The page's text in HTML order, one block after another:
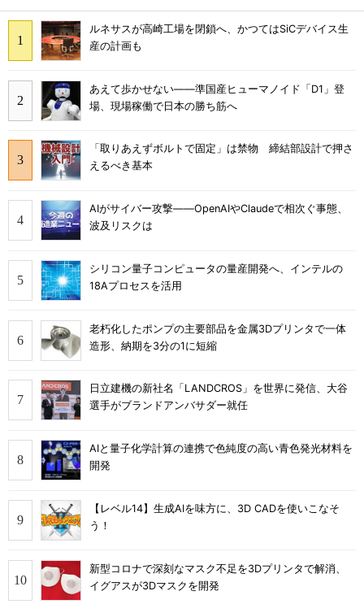
ルネサスが高崎工場を閉鎖へ、かつてはSiCデバイス生
産の計画も
あえて歩かせない――準国産ヒューマノイド「D1」登
場、現場稼働で日本の勝ち筋へ
「取りあえずボルトで固定」は禁物 締結部設計で押さ
えるべき基本
AIがサイバー攻撃――OpenAIやClaudeで相次ぐ事態、
波及リスクは
シリコン量子コンピュータの量産開発へ、インテルの
18Aプロセスを活用
老朽化したポンプの主要部品を金属3Dプリンタで一体
造形、納期を3分の1に短縮
日立建機の新社名「LANDCROS」を世界に発信、大谷
選手がブランドアンバサダー就任
AIと量子化学計算の連携で色純度の高い青色発光材料を
開発
【レベル14】生成AIを味方に、3D CADを使いこなそ
う！
新型コロナで深刻なマスク不足を3Dプリンタで解消、
イグアスが3Dマスクを開発